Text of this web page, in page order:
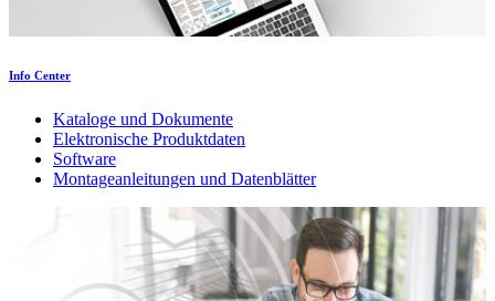
Info Center
Kataloge und Dokumente
Elektronische Produktdaten
Software
Montageanleitungen und Datenblätter